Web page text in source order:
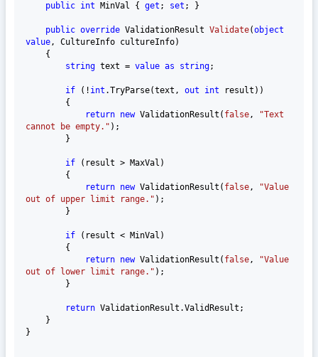
public int MinVal { get ; set ; }
public override ValidationResult Validate(object
value, CultureInfo cultureInfo)
string text = value as string;
if (! int .TryParse(text, out int result))
return new ValidationResult( false,
"Text
cannot be empty." );
if (result > MaxVal)
return new ValidationResult( false,
"Value
out of upper limit range." );
if (result < MinVal)
return new ValidationResult( false,
"Value
out of lower limit range." );
return ValidationResult.ValidResult;
}